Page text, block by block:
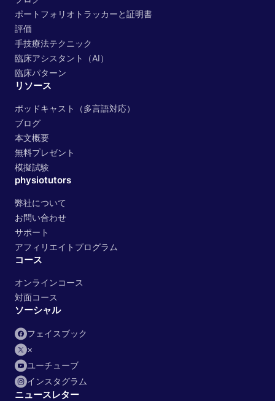
ポートフォリオトラッカーと証明書
評価
手技療法テクニック
臨床アシスタント（AI）
臨床パターン
リソース
ポッドキャスト（多言語対応）
ブログ
本文概要
無料プレゼント
模擬試験
physiotutors
弊社について
お問い合わせ
サポート
アフィリエイトプログラム
コース
オンラインコース
対面コース
ソーシャル
フェイスブック
×
ユーチューブ
インスタグラム
ニュースレター